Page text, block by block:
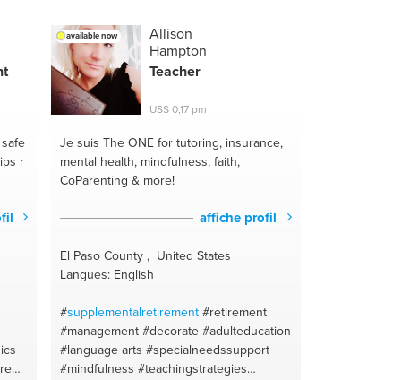
r
available now
Allison
Hampton
Teacher
US$ 0,17 pm
Je suis The ONEfor tutoring, insurance,
mental health, mindfulness, faith,
CoParenting & more!
affiche profil
El Paso County , United States
Langues: English
#supplementalretirement #retirement
#management #decorate #adulteducation
#language arts #specialneedssupport
#mindfulness #teachingstrategies